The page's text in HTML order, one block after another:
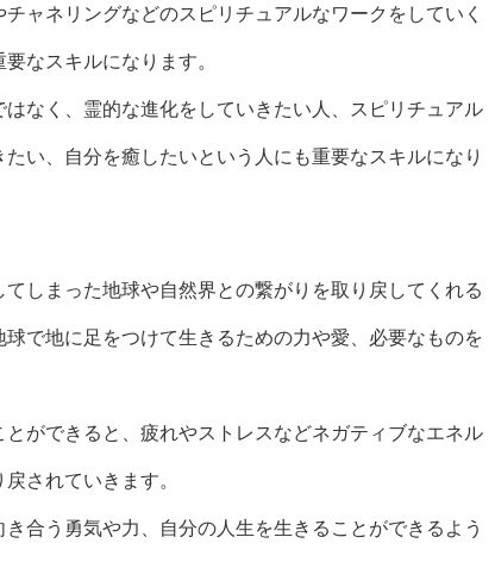
ャネリングなどのスピリチュアルなワークをしていく
なスキルになります。
なく、霊的な進化をしていきたい人、スピリチュアル
い、自分を癒したいという人にも重要なスキルになり
しまった地球や自然界との繋がりを取り戻してくれる
で地に足をつけて生きるための力や愛、必要なものを
ができると、疲れやストレスなどネガティブなエネル
されていきます。
合う勇気や力、自分の人生を生きることができるよう